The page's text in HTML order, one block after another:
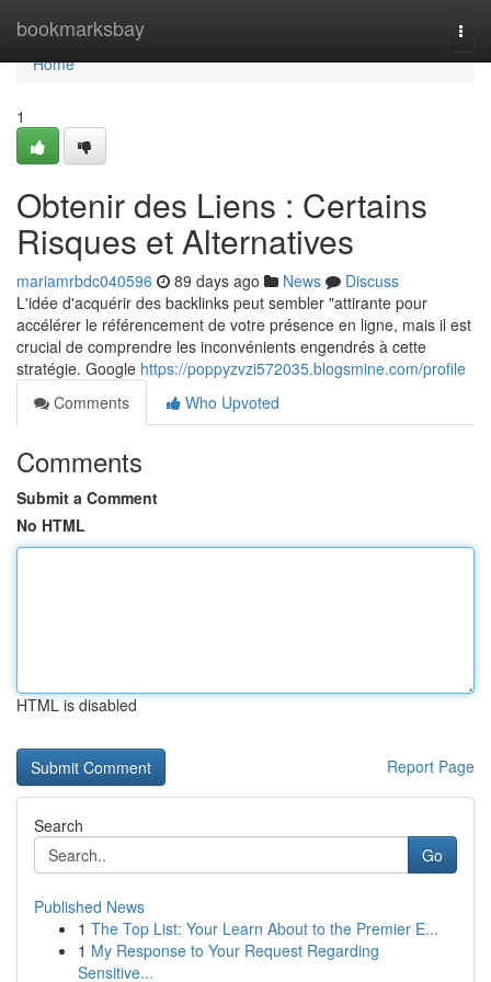
bookmarksbay
Home
Home
1
Obtenir des Liens : Certains
Risques et Alternatives
mariamrbdc040596 89 days ago News
Discuss
L'idée d'acquérir des backlinks peut sembler "attirante pour
accélérer le référencement de votre présence en ligne, mais il est
crucial de comprendre les inconvénients engendrés à cette
stratégie. Google https://poppyzvzi572035.blogsmine.com/profile
Comments
Who Upvoted
Comments
Submit a Comment
No HTML
HTML is disabled
Report Page
Search
Go
Published News
1 The Top List: Your Learn About to the Premier E...
1 My Response to Your Request Regarding
Sensitive...